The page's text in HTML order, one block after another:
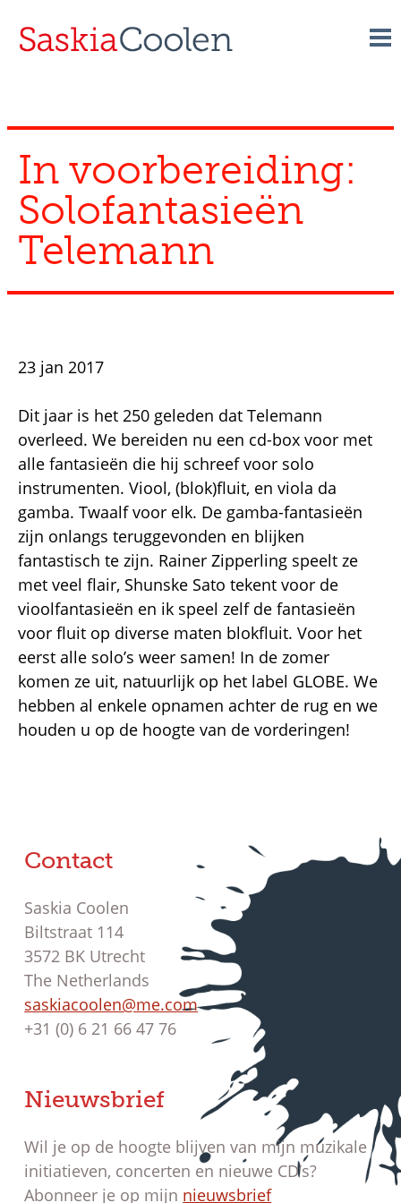
content
In voorbereiding:
Solofantasieën
Telemann
23 jan 2017
Dit jaar is het 250 geleden dat Telemann
overleed. We bereiden nu een cd-box voor met
alle fantasieën die hij schreef voor solo
instrumenten. Viool, (blok)fluit, en viola da
gamba. Twaalf voor elk. De gamba-fantasieën
zijn onlangs teruggevonden en blijken
fantastisch te zijn. Rainer Zipperling speelt ze
met veel flair, Shunske Sato tekent voor de
vioolfantasieën en ik speel zelf de fantasieën
voor fluit op diverse maten blokfluit. Voor het
eerst alle solo’s weer samen! In de zomer
komen ze uit, natuurlijk op het label GLOBE. We
hebben al enkele opnamen achter de rug en we
houden u op de hoogte van de vorderingen!
Contact
Saskia Coolen
Biltstraat 114
3572 BK Utrecht
The Netherlands
saskiacoolen@me.com
+31 (0) 6 21 66 47 76
Nieuwsbrief
Wil je op de hoogte blijven van mijn muzikale
initiatieven, concerten en nieuwe CD’s?
Abonneer je op mijn nieuwsbrief